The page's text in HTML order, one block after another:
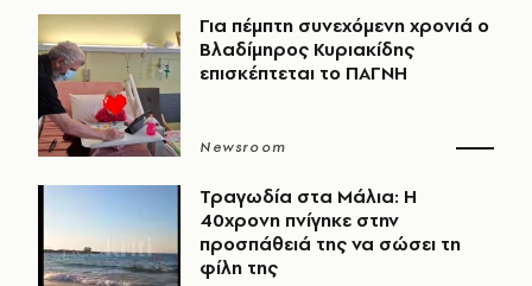
Για πέμπτη συνεχόμενη χρονιά ο
Βλαδίμηρος Κυριακίδης
επισκέπτεται το ΠΑΓΝΗ
Newsroom
Τραγωδία στα Μάλια: Η
40χρονη πνίγηκε στην
προσπάθειά της να σώσει τη
φίλη της